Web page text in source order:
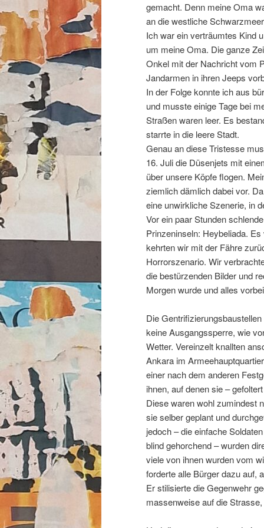
gemacht. Denn meine Oma
an die westliche
Ich war ein verträumtes Kind
um meine Oma. Die ganze
Onkel mit der Nachricht vom
Jandarmen in ihren Jeeps
In der Folge konnte ich aus
und musste einige Tage bei
Straßen waren leer. Es
starrte in die leere Stadt.
Genau an diese Tristesse
16. Juli die Düsenjets mit
über unsere Köpfe flogen.
ziemlich dämlich dabei vor.
eine unwirkliche Szenerie, in
Vor ein paar Stunden
Prinzeninseln: Heybeliada.
kehrten wir mit der Fähre
Horrorszenario. Wir
die bestürzenden Bilder und
Morgen wurde und alles
Die
keine Ausgangssperre, wie
Wetter. Vereinzelt knallten
Ankara im
einer nach dem anderen
ihnen, auf denen sie –
Diese waren wohl zumindest
sie selber geplant und
jedoch – die einfache
blind gehorchend – wurden
viele von ihnen wurden vom
forderte alle Bürger dazu auf,
Er stilisierte die Gegenwehr
massenweise auf die